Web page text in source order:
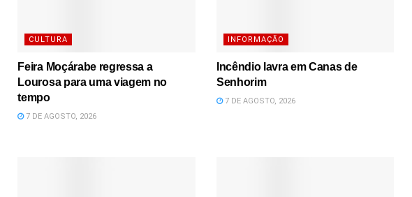
CULTURA
Feira Moçárabe regressa a
Lourosa para uma viagem no
tempo
7 DE AGOSTO, 2026
INFORMAÇÃO
Incêndio lavra em Canas de
Senhorim
7 DE AGOSTO, 2026